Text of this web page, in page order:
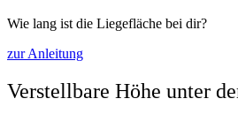
Wie lang ist die Liegefläche bei dir?
zur Anleitung
Verstellbare Höhe unter